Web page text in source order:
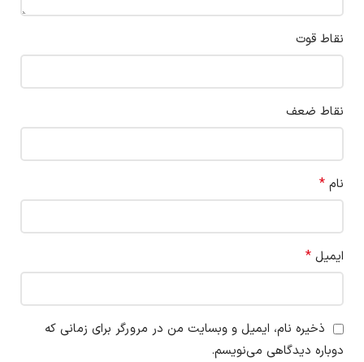
نقاط قوت
نقاط ضعف
نام *
ایمیل *
ذخیره نام، ایمیل و وبسایت من در مرورگر برای زمانی که
دوباره دیدگاهی می‌نویسم.